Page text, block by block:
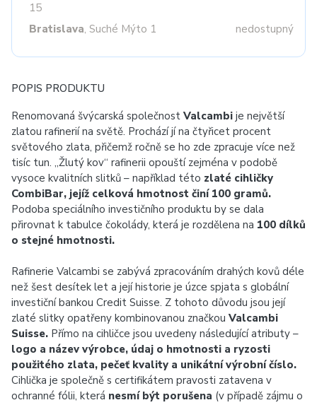
15
Bratislava, Suché Mýto 1 nedostupný
POPIS PRODUKTU
Renomovaná švýcarská společnost Valcambi je největší
zlatou rafinerií na světě. Prochází jí na čtyřicet procent
světového zlata, přičemž ročně se ho zde zpracuje více než
tisíc tun. „Žlutý kov“ rafinerii opouští zejména v podobě
vysoce kvalitních slitků – například této zlaté cihličky
CombiBar, jejíž celková hmotnost činí 100 gramů.
Podoba speciálního investičního produktu by se dala
přirovnat k tabulce čokolády, která je rozdělena na 100 dílků
o stejné hmotnosti.
Rafinerie Valcambi se zabývá zpracováním drahých kovů déle
než šest desítek let a její historie je úzce spjata s globální
investiční bankou Credit Suisse. Z tohoto důvodu jsou její
zlaté slitky opatřeny kombinovanou značkou Valcambi
Suisse. Přímo na cihličce jsou uvedeny následující atributy –
logo a název výrobce, údaj o hmotnosti a ryzosti
použitého zlata, pečeť kvality a unikátní výrobní číslo.
Cihlička je společně s certifikátem pravosti zatavena v
ochranné fólii, která nesmí být porušena (v případě zájmu o